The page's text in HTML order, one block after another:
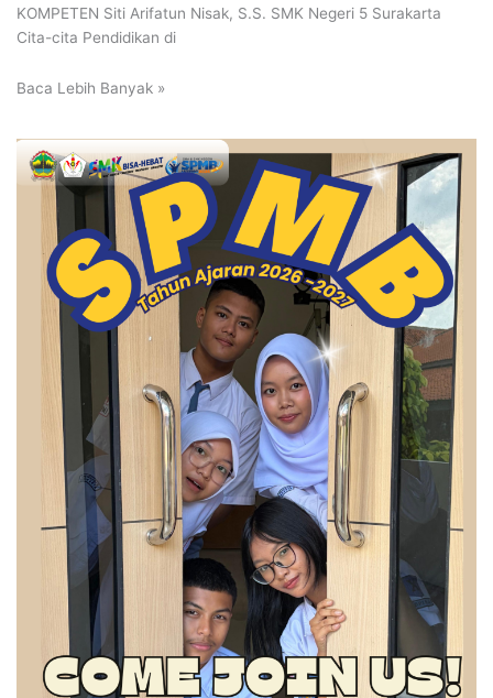
KOMPETEN Siti Arifatun Nisak, S.S. SMK Negeri 5 Surakarta
Cita-cita Pendidikan di
Baca Lebih Banyak »